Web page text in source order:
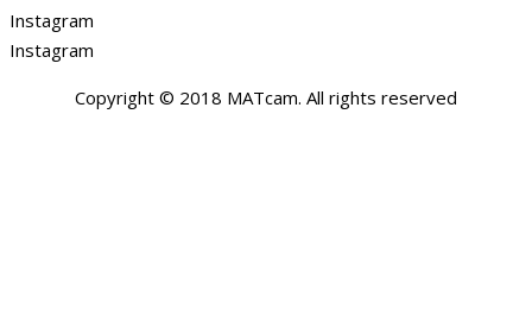
Instagram
Instagram
Copyright © 2018 MATcam. All rights reserved